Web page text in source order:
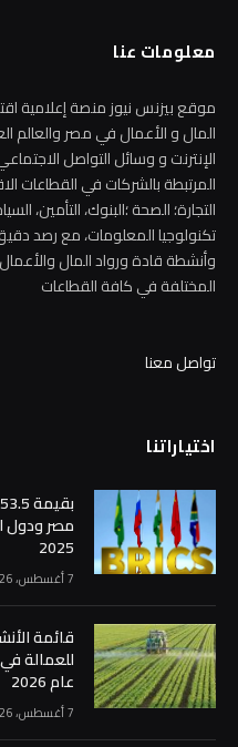
معلومات عنا
موقع بيزنس نيوز منصة إعلامية
المال و الأعمال في مصر والعالم
الإنترنت و وسائل التواصل
المرتبطة بالشركات في القطاعات
التجارة؛ الصحة ؛البنوك، التأمين،
تكنولوجيا المعلومات، مع رصد
وأنشطة قادة ورواد المال
المختلفة في كافة القطاعات
تواصل معنا
اختياراتنا
2025
7 أغسطس، 2026
قائمة
للعمالة
عام 2026
7 أغسطس، 2026